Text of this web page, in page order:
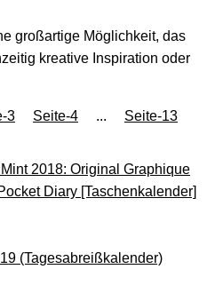
großartige Möglichkeit, das
kreative Inspiration oder
3 Seite-4 ... Seite-13
2018: Original Graphique
Diary [Taschenkalender]
(Tagesabreißkalender)